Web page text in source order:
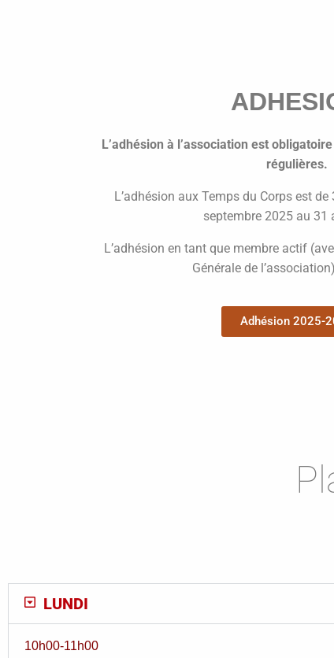
L’adhésion à l’association est
régulières.
L’adhésion aux Temps du Corps est
septembre 2025 au 31
L’adhésion en tant que membre actif
Générale de
Adhésion 2025-
LUNDI
10h00-11h00